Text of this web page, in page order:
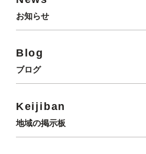
お知らせ
Blog
ブログ
Keijiban
地域の掲示板